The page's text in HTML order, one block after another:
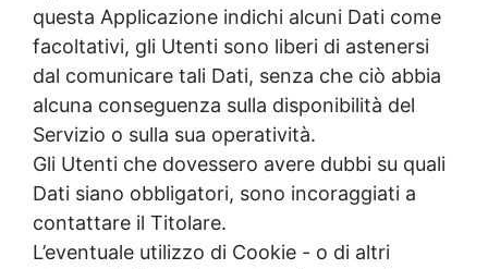
questa Applicazione indichi alcuni Dati come
facoltativi, gli Utenti sono liberi di astenersi
dal comunicare tali Dati, senza che ciò abbia
alcuna conseguenza sulla disponibilità del
Servizio o sulla sua operatività.
Gli Utenti che dovessero avere dubbi su quali
Dati siano obbligatori, sono incoraggiati a
contattare il Titolare.
L’eventuale utilizzo di Cookie - o di altri